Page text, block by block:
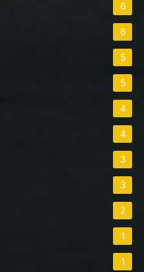
6
6
5
5
4
4
3
3
2
1
1